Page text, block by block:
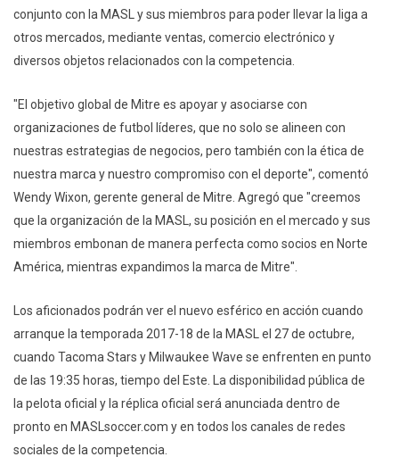
conjunto con la MASL y sus miembros para poder llevar la liga a
otros mercados, mediante ventas, comercio electrónico y
diversos objetos relacionados con la competencia.
"El objetivo global de Mitre es apoyar y asociarse con
organizaciones de futbol líderes, que no solo se alineen con
nuestras estrategias de negocios, pero también con la ética de
nuestra marca y nuestro compromiso con el deporte", comentó
Wendy Wixon, gerente general de Mitre. Agregó que "creemos
que la organización de la MASL, su posición en el mercado y sus
miembros embonan de manera perfecta como socios en Norte
América, mientras expandimos la marca de Mitre".
Los aficionados podrán ver el nuevo esférico en acción cuando
arranque la temporada 2017-18 de la MASL el 27 de octubre,
cuando Tacoma Stars y Milwaukee Wave se enfrenten en punto
de las 19:35 horas, tiempo del Este. La disponibilidad pública de
la pelota oficial y la réplica oficial será anunciada dentro de
pronto en MASLsoccer.com y en todos los canales de redes
sociales de la competencia.